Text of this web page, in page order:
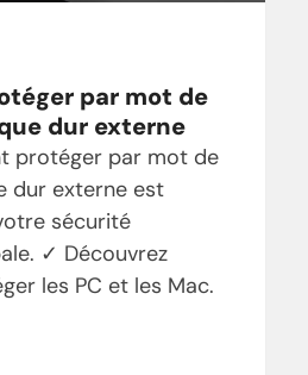
par mot de
dur externe
protéger par mot de
dur externe est
sécurité
✓ Découvrez
les PC et les Mac.